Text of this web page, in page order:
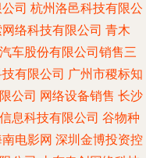
司 杭州洛邑科技有限公
络科技有限公司 青木
车股份有限公司销售三
有限公司 广州市稷标知
公司 网络设备销售 长沙
息科技有限公司 谷物种
电影网 深圳金博投资控